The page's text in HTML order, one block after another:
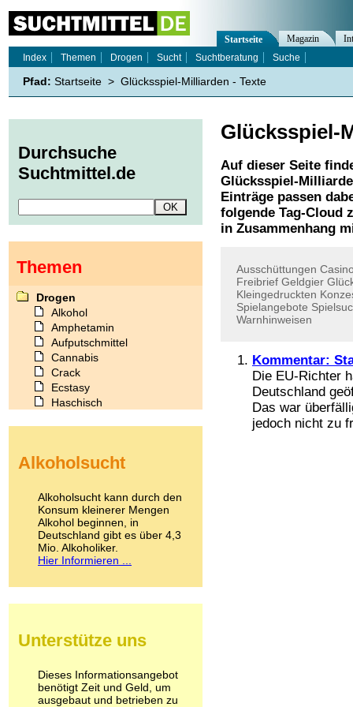
Glücksspiel-
Auf dieser Seite
Glücksspiel-
Einträge passen
folgende Tag-Cloud
in Zusammenhang
Ausschüttungen
Freibrief Geldgier
Kleingedruckten
Spielangebote
Warnhinweisen
Kommentar:
Die EU-Richter
Deutschland
Das war
jedoch nicht zu
Startseite Magazin
Index
Themen Drogen Sucht Suchtberatung Suche
Pfad: Startseite > Glücksspiel-Milliarden - Texte
Durchsuche
Suchtmittel.de
Themen
Drogen
Alkohol
Amphetamin
Aufputschmittel
Cannabis
Crack
Ecstasy
Haschisch
Kokain
LSD
Marihuana
Medikamente
Meskalin
Metamphetamin
Methadon
Pilze
Psychopharmaka
Schlafmittel
Schmerzmittel
Alkoholsucht
Alkoholsucht kann durch den
Konsum kleinerer Mengen
Alkohol beginnen, in
Deutschland gibt es über 4,3
Mio. Alkoholiker.
Hier Informieren ...
Unterstütze uns
Dieses Informationsangebot
benötigt Zeit und Geld, um
ausgebaut und betrieben zu